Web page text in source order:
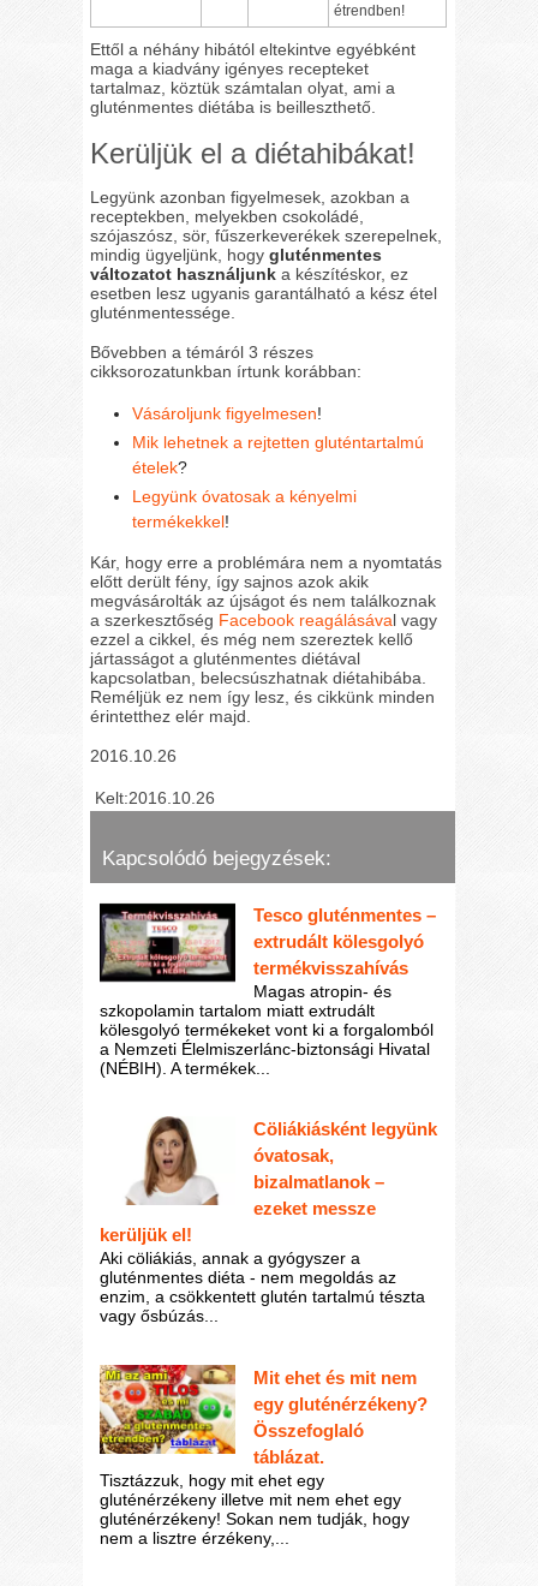
étrendben!
Ettől a néhány hibától eltekintve egyébként
maga a kiadvány igényes recepteket
tartalmaz, köztük számtalan olyat, ami a
gluténmentes diétába is beilleszthető.
Kerüljük el a diétahibákat!
Legyünk azonban figyelmesek, azokban a
receptekben, melyekben csokoládé,
szójaszósz, sör, fűszerkeverékek szerepelnek,
mindig ügyeljünk, hogygluténmentes
változatot használjunk a készítéskor, ez
esetben lesz ugyanis garantálható a kész étel
gluténmentessége.
Bővebben a témáról 3 részes
cikksorozatunkban írtunk korábban:
Vásároljunk figyelmesen!
Mik lehetnek a rejtetten gluténtartalmú
ételek?
Legyünk óvatosak a kényelmi
termékekkel!
Kár, hogy erre a problémára nem a nyomtatás
előtt derült fény, így sajnos azok akik
megvásárolták az újságot és nem találkoznak
a szerkesztőség Facebook reagálásával vagy
ezzel a cikkel, és még nem szereztek kellő
jártasságot a gluténmentes diétával
kapcsolatban, belecsúszhatnak diétahibába.
Reméljük ez nem így lesz, és cikkünk minden
érintetthez elér majd.
2016.10.26
Kelt:2016.10.26
Kapcsolódó bejegyzések:
Tesco gluténmentes –
extrudált kölesgolyó
termékvisszahívás
Magas atropin- és
szkopolamin tartalom miatt extrudált
kölesgolyó termékeket vont ki a forgalomból
a Nemzeti Élelmiszerlánc-biztonsági Hivatal
(NÉBIH). A termékek...
Cöliákiásként legyünk
óvatosak,
bizalmatlanok –
ezeket messze
kerüljük el!
Aki cöliákiás, annak a gyógyszer a
gluténmentes diéta - nem megoldás az
enzim, a csökkentett glutén tartalmú tészta
vagy ősbúzás...
Mit ehet és mit nem
egy gluténérzékeny?
Összefoglaló
táblázat.
Tisztázzuk, hogy mit ehet egy
gluténérzékeny illetve mit nem ehet egy
gluténérzékeny! Sokan nem tudják, hogy
nem a lisztre érzékeny,...